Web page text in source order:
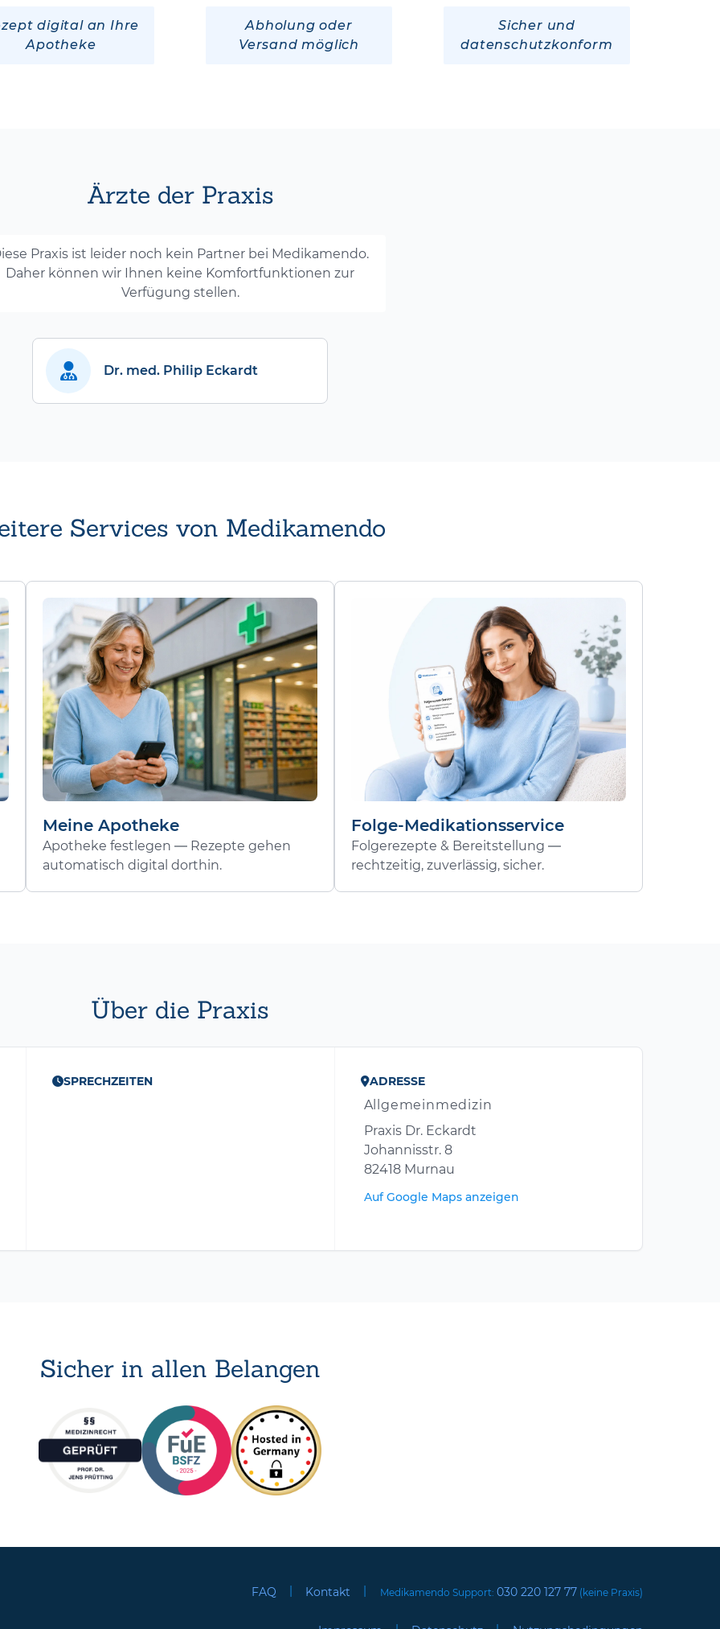
digital an Ihre
Apotheke
Abholung oder
Versand möglich
Sicher und
datenschutzkonform
Ärzte der Praxis
Praxis ist leider noch kein Partner bei Medikamendo.
Daher können wir Ihnen keine Komfortfunktionen zur
Verfügung stellen.
Dr. med. Philip Eckardt
Services von Medikamendo
Meine Apotheke
Apotheke festlegen — Rezepte gehen
automatisch digital dorthin.
Folge-Medikationsservice
Folgerezepte & Bereitstellung —
rechtzeitig, zuverlässig, sicher.
Über die Praxis
SPRECHZEITEN ADRESSE
Allgemeinmedizin
Praxis Dr. Eckardt
Johannisstr. 8
82418 Murnau
Auf Google Maps anzeigen
Sicher in allen Belangen
FAQ | Kontakt | Medikamendo Support: 030 220 127 77 (keine Praxis)